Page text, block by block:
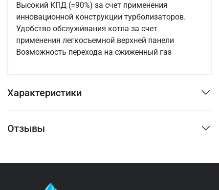
Высокий КПД (=90%) за счет применения
инновационной конструкции турболизаторов.
Удобство обслуживания котла за счет
применения легкосъемной верхней панели
Возможность перехода на сжиженный газ
Характеристики
Отзывы